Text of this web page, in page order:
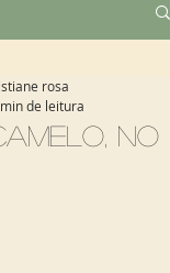
no
rosa
de leitura